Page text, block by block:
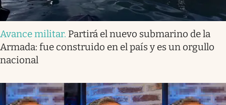
Avance militar. Partirá el nuevo submarino de la
Armada: fue construido en el país y es un orgullo
nacional